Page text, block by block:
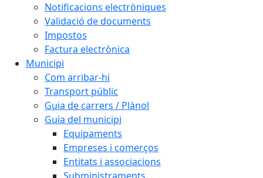
Notificacions electròniques
Validació de documents
Impostos
Factura electrònica
Municipi
Com arribar-hi
Transport públic
Guia de carrers / Plànol
Guia del municipi
Equipaments
Empreses i comerços
Entitats i associacions